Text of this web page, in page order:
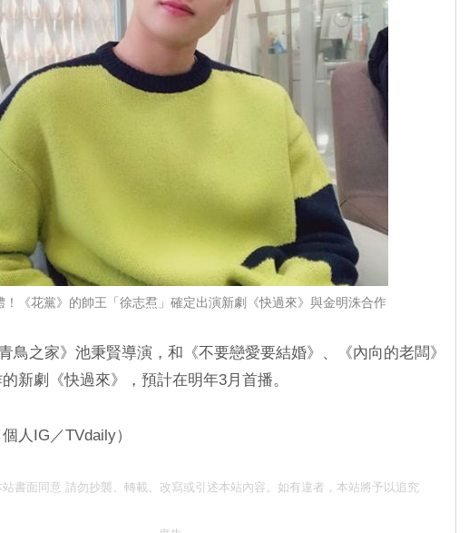
！《花黨》的帥王「徐志焄」確定出演新劇《快過來》與金明洙合作
鳥之家》池秉賢導演，和《不要戀愛要結婚》、《內向的老闆》
新劇《快過來》，預計在明年3月首播。
人IG／TVdaily）
書面同意 請勿抄襲、轉載、改寫或引述本站內容。如有違者，本站將予以追究